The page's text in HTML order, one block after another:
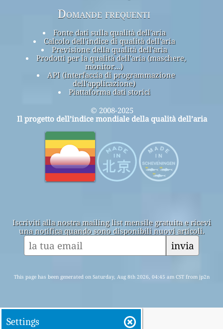
Domande frequenti
Fonte dati sulla qualità dell'aria
Calcolo dell'indice di qualità dell'aria
Previsione della qualità dell'aria
Prodotti per la qualità dell'aria (maschere,
monitor...)
API (interfaccia di programmazione
dell'applicazione)
Piattaforma dati storici
© 2008-2025
Il progetto dell’indice mondiale della qualità dell’aria
Iscriviti alla nostra mailing list mensile gratuita e ricevi
una notifica quando sono disponibili nuovi articoli.
invia
This page has been generated on Saturday, Aug 8th 2026, 04:45 am CST from jp2n
Settings